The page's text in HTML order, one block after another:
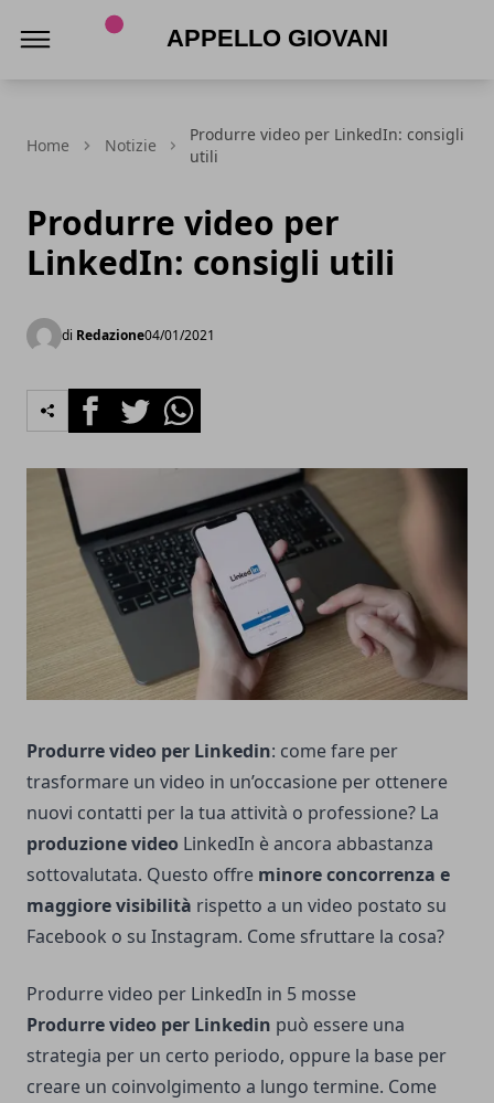
Home Notizie
Produrre video per LinkedIn: consigli
utili
Produrre video per
LinkedIn: consigli utili
di Redazione04/01/2021
FacebookTwitterWhatsapp
Produrre video per Linkedin: come fare per
trasformare un video in un’occasione per ottenere
nuovi contatti per la tua attività o professione? La
produzione video LinkedIn è ancora abbastanza
sottovalutata. Questo offre minore concorrenza e
maggiore visibilità rispetto a un video postato su
Facebook o su Instagram. Come sfruttare la cosa?
Produrre video per LinkedIn in 5 mosse
Produrre video per Linkedin può essere una
strategia per un certo periodo, oppure la base per
creare un coinvolgimento a lungo termine. Come